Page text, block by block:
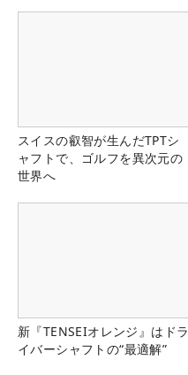
スイスの叡智が生んだTPTシ
ャフトで、ゴルフを異次元の
世界へ
新『TENSEIオレンジ』はドラ
イバーシャフトの“最適解”